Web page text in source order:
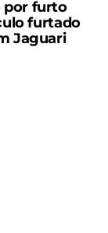
por furto
furtado
Jaguari